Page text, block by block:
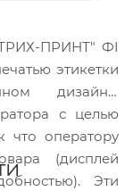
ПРИНТ" ФI
этикетки
дизайне.
с целью
что оператору
(дисплей
Эти